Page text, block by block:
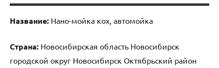
Название: Нано-мойка кох, автомойка
Страна: Новосибирская область Новосибирск
городской округ Новосибирск Октябрьский район